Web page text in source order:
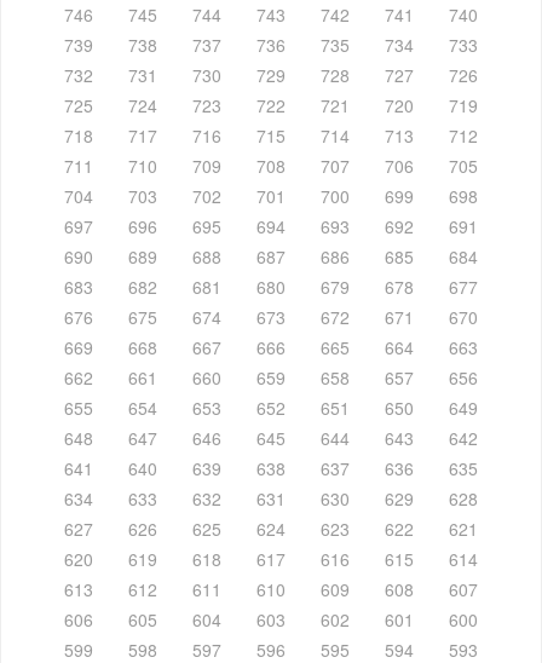
746
745 744 743 742 741
740
739
738 737 736 735 734
733
732
731 730 729 728 727
726
725
724 723 722 721 720
719
718
717 716 715 714 713
712
711
710 709 708 707 706
705
704
703 702 701 700 699
698
697
696 695 694 693 692
691
690
689 688 687 686 685
684
683
682 681 680 679 678
677
676
675 674 673 672 671
670
669
668 667 666 665 664
663
662
661 660 659 658 657
656
655
654 653 652 651 650
649
648
647 646 645 644 643
642
641
640 639 638 637 636
635
634
633 632 631 630 629
628
627
626 625 624 623 622
621
620
619 618 617 616 615
614
613
612 611 610 609 608
607
606
605 604 603 602 601
600
599
598 597 596 595 594
593